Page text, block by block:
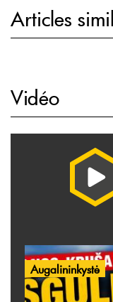
Articles
Vidéo
Augalininkystė